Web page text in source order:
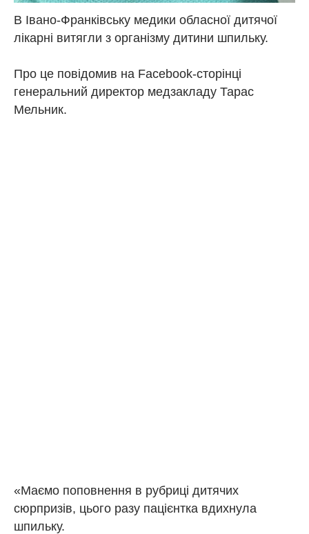
В Івано-Франківську медики обласної дитячої
лікарні витягли з організму дитини шпильку.
Про це повідомив на Facebook-сторінці
генеральний директор медзакладу Тарас
Мельник.
«Маємо поповнення в рубриці дитячих
сюрпризів, цього разу пацієнтка вдихнула
шпильку.